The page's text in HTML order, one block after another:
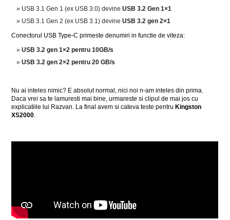
USB 3.1 Gen 1 (ex USB 3.0) devineUSB 3.2 Gen 1×1
USB 3.1 Gen 2 (ex USB 3.1) devineUSB 3.2 gen 2×1
Conectorul USB Type-C primeste denumiri in functie de viteza:
USB 3.2 gen 1×2 pentru 10GB/s
USB 3.2 gen 2×2 pentru 20 GB/s
Nu ai inteles nimic? E absolut normal, nici noi n-am inteles din prima.
Daca vrei sa te lamuresti mai bine, urmareste si clipul de mai jos cu
explicatiile lui Razvan. La final avem si cateva teste pentru Kingston
XS2000.